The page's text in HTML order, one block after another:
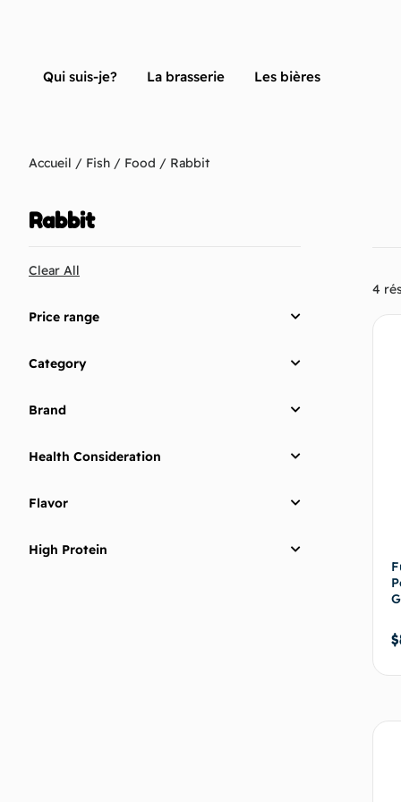
Qui suis-je? La brasserie Les bières
Accueil / Fish / Food / Rabbit
Rabbit
Clear All
Price range
Category
Brand
Health Consideration
Flavor
High Protein
4
$